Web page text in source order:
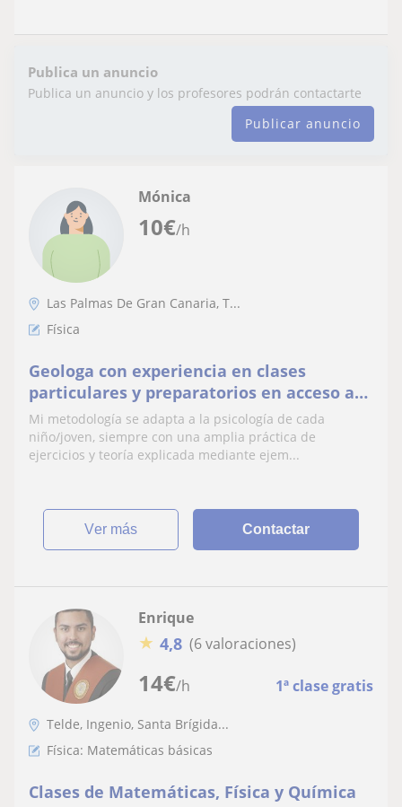
Publica un anuncio
Publica un anuncio y los profesores podrán contactarte
Publicar anuncio
10€/h
Mónica
Las Palmas De Gran Canaria, T...
Física
Geologa con experiencia en clases
particulares y preparatorios en acceso a
la universidad y niños
Mi metodología se adapta a la psicología de cada
niño/joven, siempre con una amplia práctica de
ejercicios y teoría explicada mediante ejem...
ver más Contactar
14€/h 1ª clase gratis
Enrique
★ 4,8 (6 valoraciones)
Telde, Ingenio, Santa Brígida...
Física: Matemáticas básicas
Clases de Matemáticas, Física y Química